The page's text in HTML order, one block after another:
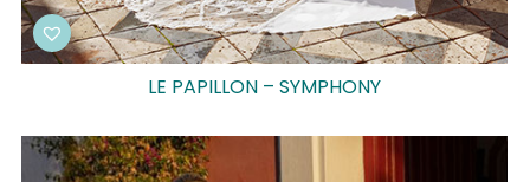
LE PAPILLON – SYMPHONY